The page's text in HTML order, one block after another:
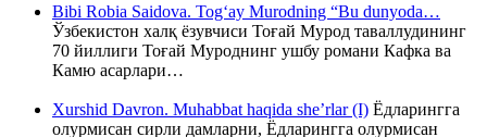
Bibi Robia Saidova. Tog‘ay Murodning “Bu dunyoda…
Ўзбекистон халқ ёзувчиси Тоғай Мурод таваллудининг
70 йиллиги Тоғай Муроднинг ушбу романи Кафка ва
Камю асарлари…
Xurshid Davron. Muhabbat haqida she’rlar (I) Ёдларингга
олурмисан сирли дамларни, Ёдларингга олурмисан